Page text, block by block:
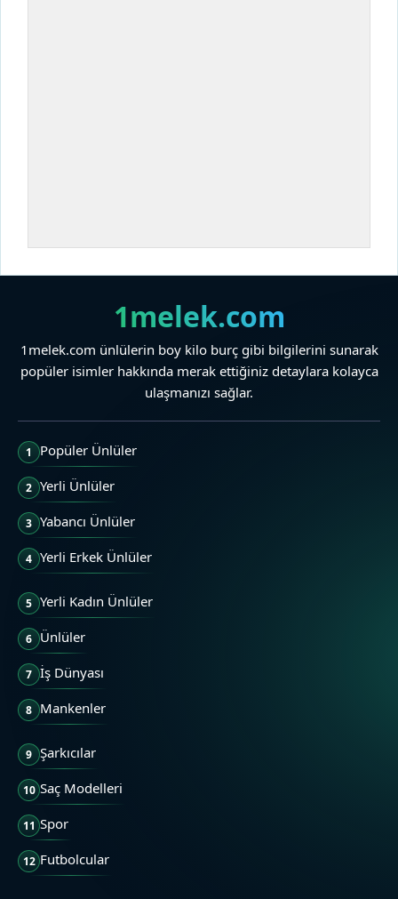
1melek.com
1melek.com ünlülerin boy kilo burç gibi bilgilerini sunarak
popüler isimler hakkında merak ettiğiniz detaylara kolayca
ulaşmanızı sağlar.
1 Popüler Ünlüler
2 Yerli Ünlüler
3 Yabancı Ünlüler
4 Yerli Erkek Ünlüler
5 Yerli Kadın Ünlüler
6 Ünlüler
7 İş Dünyası
8 Mankenler
9 Şarkıcılar
10 Saç Modelleri
11 Spor
12 Futbolcular